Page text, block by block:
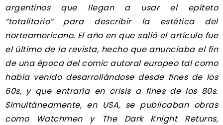
argentinos que llegan a usar el epíteto
“totalitario” para describir la estética del
norteamericano. El año en que salió el artículo fue
el último de la revista, hecho que anunciaba el fin
de una época del comic autoral europeo tal como
había venido desarrollándose desde fines de los
60s, y que entraría en crisis a fines de los 80s.
Simultáneamente, en USA, se publicaban obras
como Watchmen y The Dark Knight Returns,